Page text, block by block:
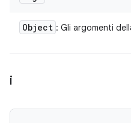
Object : Gli argomenti
i